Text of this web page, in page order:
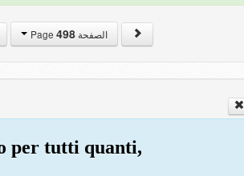
الصفحة Page498
per tutti quanti,